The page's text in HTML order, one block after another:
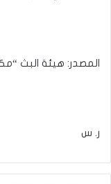
المصدر: هيئة البث
ر. س